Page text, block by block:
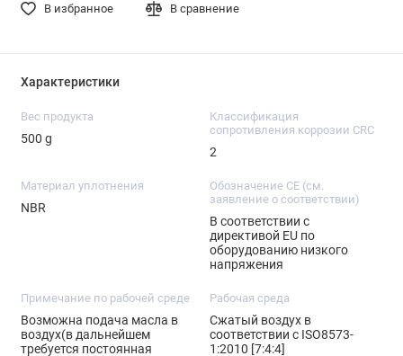
В избранное В сравнение
Характеристики
Вес продукта
500 g
Классификация
сопротивления коррозии CRC
2
Материал уплотнения
NBR
Обозначение CE (см.
заявление о соответствии)
В соответствии с
директивой EU по
оборудованию низкого
напряжения
Примечание по рабочей среде
Возможна подача масла в
воздух(в дальнейшем
требуется постоянная
Рабочая среда
Сжатый воздух в
соответствии с ISO8573-
1:2010 [7:4:4]